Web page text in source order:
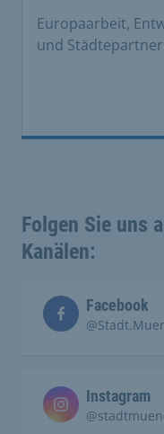
Europaarbeit,
und
Folgen Sie uns
Kanälen:
Facebook
Instagram